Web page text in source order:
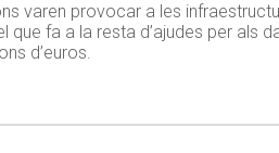
varen provocar a les
fa a la resta d’ajudes per als
d’euros.